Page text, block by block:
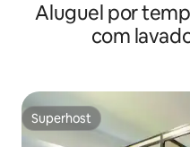
de Galway
Aluguel por
com
Superhost
Superhost